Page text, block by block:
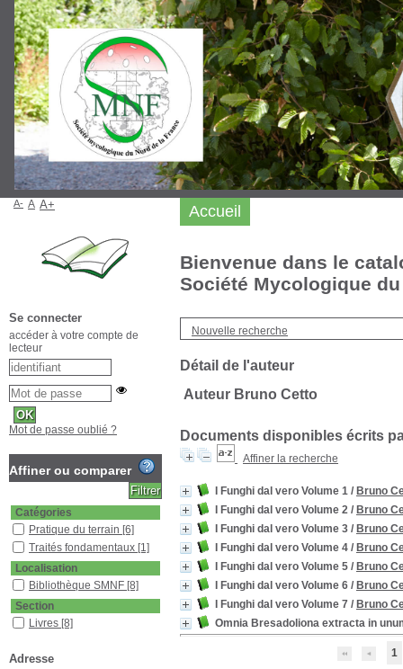
Bienvenue dans le
Société Mycologique
Nouvelle recherche
Détail de l'auteur
Auteur Bruno Cetto
Documents disponibles écrits
Affiner la recherche
I Funghi dal vero Volume 1 / Bruno
I Funghi dal vero Volume 2 / Bruno
I Funghi dal vero Volume 3 / Bruno
I Funghi dal vero Volume 4 / Bruno
I Funghi dal vero Volume 5 / Bruno
I Funghi dal vero Volume 6 / Bruno
I Funghi dal vero Volume 7 / Bruno
Omnia Bresadoliona extracta in
1
Accueil
A- A A+
Se connecter
accéder à votre compte de
lecteur
Mot de passe oublié ?
Affiner ou comparer
Catégories
Pratique du terrain [6]
Traités fondamentaux [1]
Localisation
Bibliothèque SMNF [8]
Section
Livres [8]
Adresse